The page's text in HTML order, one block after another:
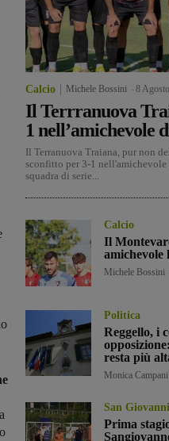
Calcio Michele Bossini 8
Il Terrranuova
1 nell’amichevole
Il Terranuova Traiana, pur non
sconfitto per 3-1 nell'amichevole
squadra di serie...
Calcio
Il
amichevole
Michele Bossini
Politica
Reggello, i
resta più
Monica Campani
San
Prima